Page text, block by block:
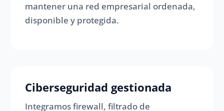
mantener una red empresarial ordenada,
disponible y protegida.
Ciberseguridad gestionada
Integramos firewall, filtrado de